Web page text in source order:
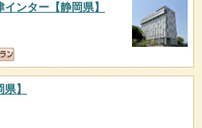
ンター 【静岡県】
県】